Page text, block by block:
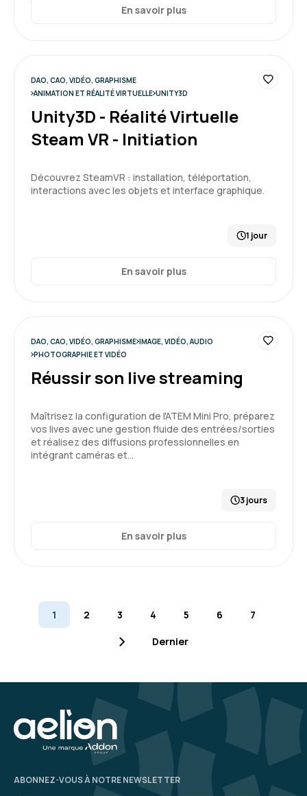
En savoir plus
DAO, CAO, VIDÉO, GRAPHISME
ANIMATION ET RÉALITÉ VIRTUELLE UNITY3D
Unity3D - Réalité Virtuelle
Steam VR - Initiation
Découvrez SteamVR : installation, téléportation,
interactions avec les objets et interface graphique.
1 jour
En savoir plus
DAO, CAO, VIDÉO, GRAPHISME IMAGE, VIDÉO, AUDIO
PHOTOGRAPHIE ET VIDÉO
Réussir son live streaming
Maîtrisez la configuration de l'ATEM Mini Pro, préparez
vos lives avec une gestion fluide des entrées/sorties
et réalisez des diffusions professionnelles en
intégrant caméras et…
3 jours
En savoir plus
1 2 3 4 5 6 7
Dernier
ABONNEZ-VOUS À NOTRE NEWSLETTER